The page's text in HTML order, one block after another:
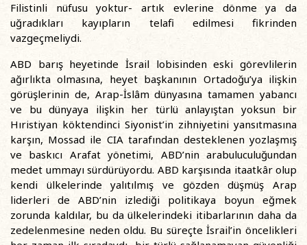
Filistinli nüfusu yoktur- artık evlerine dönme ya da
uğradıkları kayıpların telafi edilmesi fikrinden
vazgeçmeliydi.
ABD barış heyetinde İsrail lobisinden eski görevlilerin
ağırlıkta olmasına, heyet başkanının Ortadoğu’ya ilişkin
görüşlerinin de, Arap-İslâm dünyasına tamamen yabancı
ve bu dünyaya ilişkin her türlü anlayıştan yoksun bir
Hıristiyan köktendinci Siyonist’in zihniyetini yansıtmasına
karşın, Mossad ile CIA tarafından desteklenen yozlaşmış
ve baskıcı Arafat yönetimi, ABD’nin arabuluculuğundan
medet ummayı sürdürüyordu. ABD karşısında itaatkâr olup
kendi ülkelerinde yalıtılmış ve gözden düşmüş Arap
liderleri de ABD’nin izlediği politikaya boyun eğmek
zorunda kaldılar, bu da ülkelerindeki itibarlarının daha da
zedelenmesine neden oldu. Bu süreçte İsrail’in öncelikleri